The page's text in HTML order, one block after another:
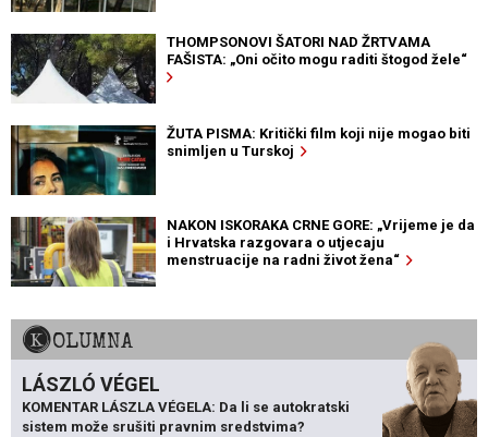
THOMPSONOVI ŠATORI NAD ŽRTVAMA
FAŠISTA: „Oni očito mogu raditi štogod žele“
ŽUTA PISMA: Kritički film koji nije mogao biti
snimljen u Turskoj
NAKON ISKORAKA CRNE GORE: „Vrijeme je da
i Hrvatska razgovara o utjecaju
menstruacije na radni život žena“
KOLUMNA
LÁSZLÓ VÉGEL
KOMENTAR LÁSZLA VÉGELA: Da li se autokratski
sistem može srušiti pravnim sredstvima?